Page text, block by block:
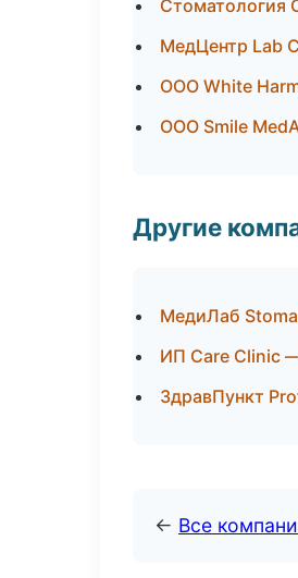
Стоматология
МедЦентр Lab
ООО White
ООО Smile
Другие
МедиЛаб
ИП Care Clinic
ЗдравПункт
← Все